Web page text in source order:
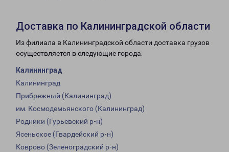
Доставка по Калининградской области
Из филиала в Калининградской области доставка грузов
осуществляется в следующие города:
Калининград
Калининград
Прибрежный (Калининград)
им. Космодемьянского (Калининград)
Родники (Гурьевский р-н)
Ясеньское (Гвардейский р-н)
Коврово (Зеленоградский р-н)